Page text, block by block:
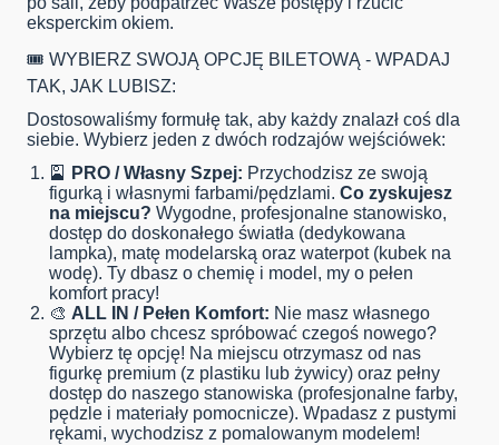
eksperckim okiem.
🎟️ WYBIERZ SWOJĄ OPCJĘ BILETOWĄ - WPADAJ
TAK, JAK LUBISZ:
Dostosowaliśmy formułę tak, aby każdy znalazł coś dla
siebie. Wybierz jeden z dwóch rodzajów wejściówek:
🎴
PRO / Własny Szpej: Przychodzisz ze swoją
figurką i własnymi farbami/pędzlami. Co zyskujesz
na miejscu? Wygodne, profesjonalne stanowisko,
dostęp do doskonałego światła (dedykowana
lampka), matę modelarską oraz waterpot (kubek na
wodę). Ty dbasz o chemię i model, my o pełen
komfort pracy!
🎨 ALL IN / Pełen Komfort: Nie masz własnego
sprzętu albo chcesz spróbować czegoś nowego?
Wybierz tę opcję! Na miejscu otrzymasz od nas
figurkę premium (z plastiku lub żywicy) oraz pełny
dostęp do naszego stanowiska (profesjonalne farby,
pędzle i materiały pomocnicze). Wpadasz z pustymi
rękami, wychodzisz z pomalowanym modelem!